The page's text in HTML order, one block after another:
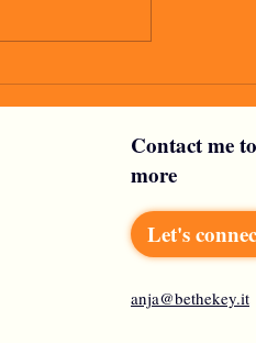
Contact me
more
Let's
anja@bethekey.it